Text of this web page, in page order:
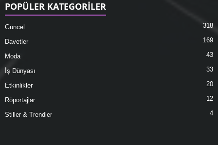
POPÜLER KATEGORİLER
Güncel 318
Davetler 169
Moda 43
İş Dünyası 33
Etkinlikler 20
Röportajlar 12
Stiller & Trendler 4